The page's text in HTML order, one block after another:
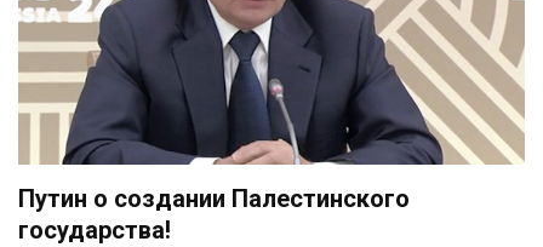
Путин о создании Палестинского
государства!